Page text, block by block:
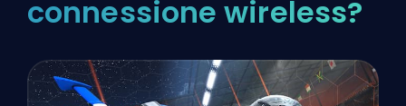
connessione wireless?